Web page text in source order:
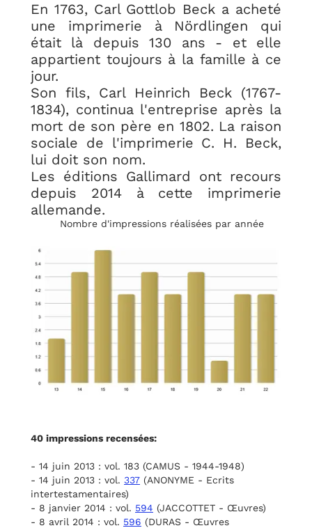
En 1763, Carl Gottlob Beck a acheté
une imprimerie à Nördlingen qui
était là depuis 130 ans - et elle
appartient toujours à la famille à ce
jour.
Son fils, Carl Heinrich Beck (1767-
1834), continua l'entreprise après la
mort de son père en 1802. La raison
sociale de l'imprimerie C. H. Beck,
lui doit son nom.
Les éditions Gallimard ont recours
depuis 2014 à cette imprimerie
allemande.
Nombre d'impressions réalisées par année
40 impressions recensées:
- 14 juin 2013 : vol. 183 (CAMUS - 1944-1948)
- 14 juin 2013 : vol. 337 (ANONYME - Ecrits
intertestamentaires)
- 8 janvier 2014 : vol. 594 (JACCOTTET - Œuvres)
- 8 avril 2014 : vol. 596 (DURAS - Œuvres